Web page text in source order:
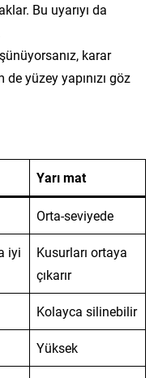
Bu uyarıyı da
karar
de yüzey yapınızı göz
Yarı mat
Orta-seviyede
iyi
Kusurları ortaya
çıkarır
Kolayca silinebilir
Yüksek